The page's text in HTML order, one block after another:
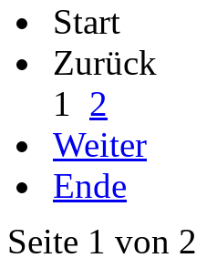
Start
Zurück
1
2
Weiter
Ende
Seite 1 von 2